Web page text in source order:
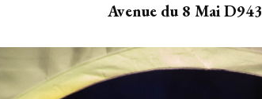
Avenue du 8 Mai D943